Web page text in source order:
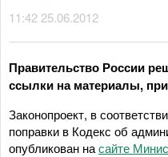
11:42 25.06.2012
Правительство России
ссылки на материалы,
Законопроект, в
поправки в Кодекс об
опубликован насайте